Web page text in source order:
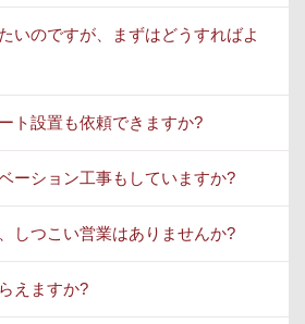
いのですが、まずはどうすればよ
ト設置も依頼できますか?
ーション工事もしていますか?
しつこい営業はありませんか?
えますか?